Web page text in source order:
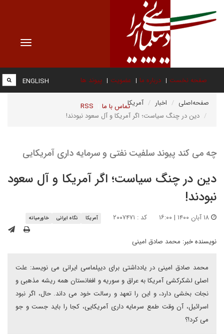
Toggle
صفحه نخست درباره ما عضویت پیوند ها
تماس با ما RSS
ENGLISH
صفحه‌اصلی اخبار
آمریکا
دین در چنگ سیاست؛ اگر آمریکا و آل سعود نبودند!
چه می کند پیوند سلفیت نفتی و سرمایه داری آمریکایی
دین در چنگ سیاست؛ اگر آمریکا و آل سعود
نبودند!
کد : ۲۰۰۷۴۷۱ آمریکا نگاه ایرانی خاورمیانه
نویسنده خبر: محمد صادق امینی
محمد صادق امینی در یادداشتی برای دیپلماسی ایرانی می نویسد: علت
اصلی لشکرکشی آمریکا به عراق و سوریه و افغانستان همه ریشه مذهبی و
نجات بخشی دارد، و این را تعهد و رسالت خود می داند. حال، اگر نبود
اسرائیل، آن وقت طمع سرمایه داری آمریکایی، کجا را باید جست و جو
می کرد!؟